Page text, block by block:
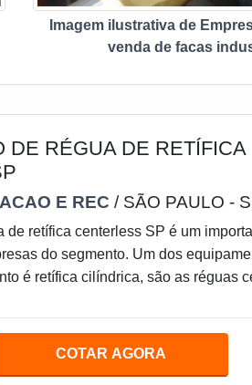
Imagem ilustrativa de
venda de facas
DE RÉGUA DE RETÍFICA
E REC / SÃO PAULO -
de retífica centerless SP é um
do segmento. Um dos
é retífica cilíndrica, são as réguas
ferramenta faz um serviço muito
retificada. Para que não exista o
COTAR AGORA